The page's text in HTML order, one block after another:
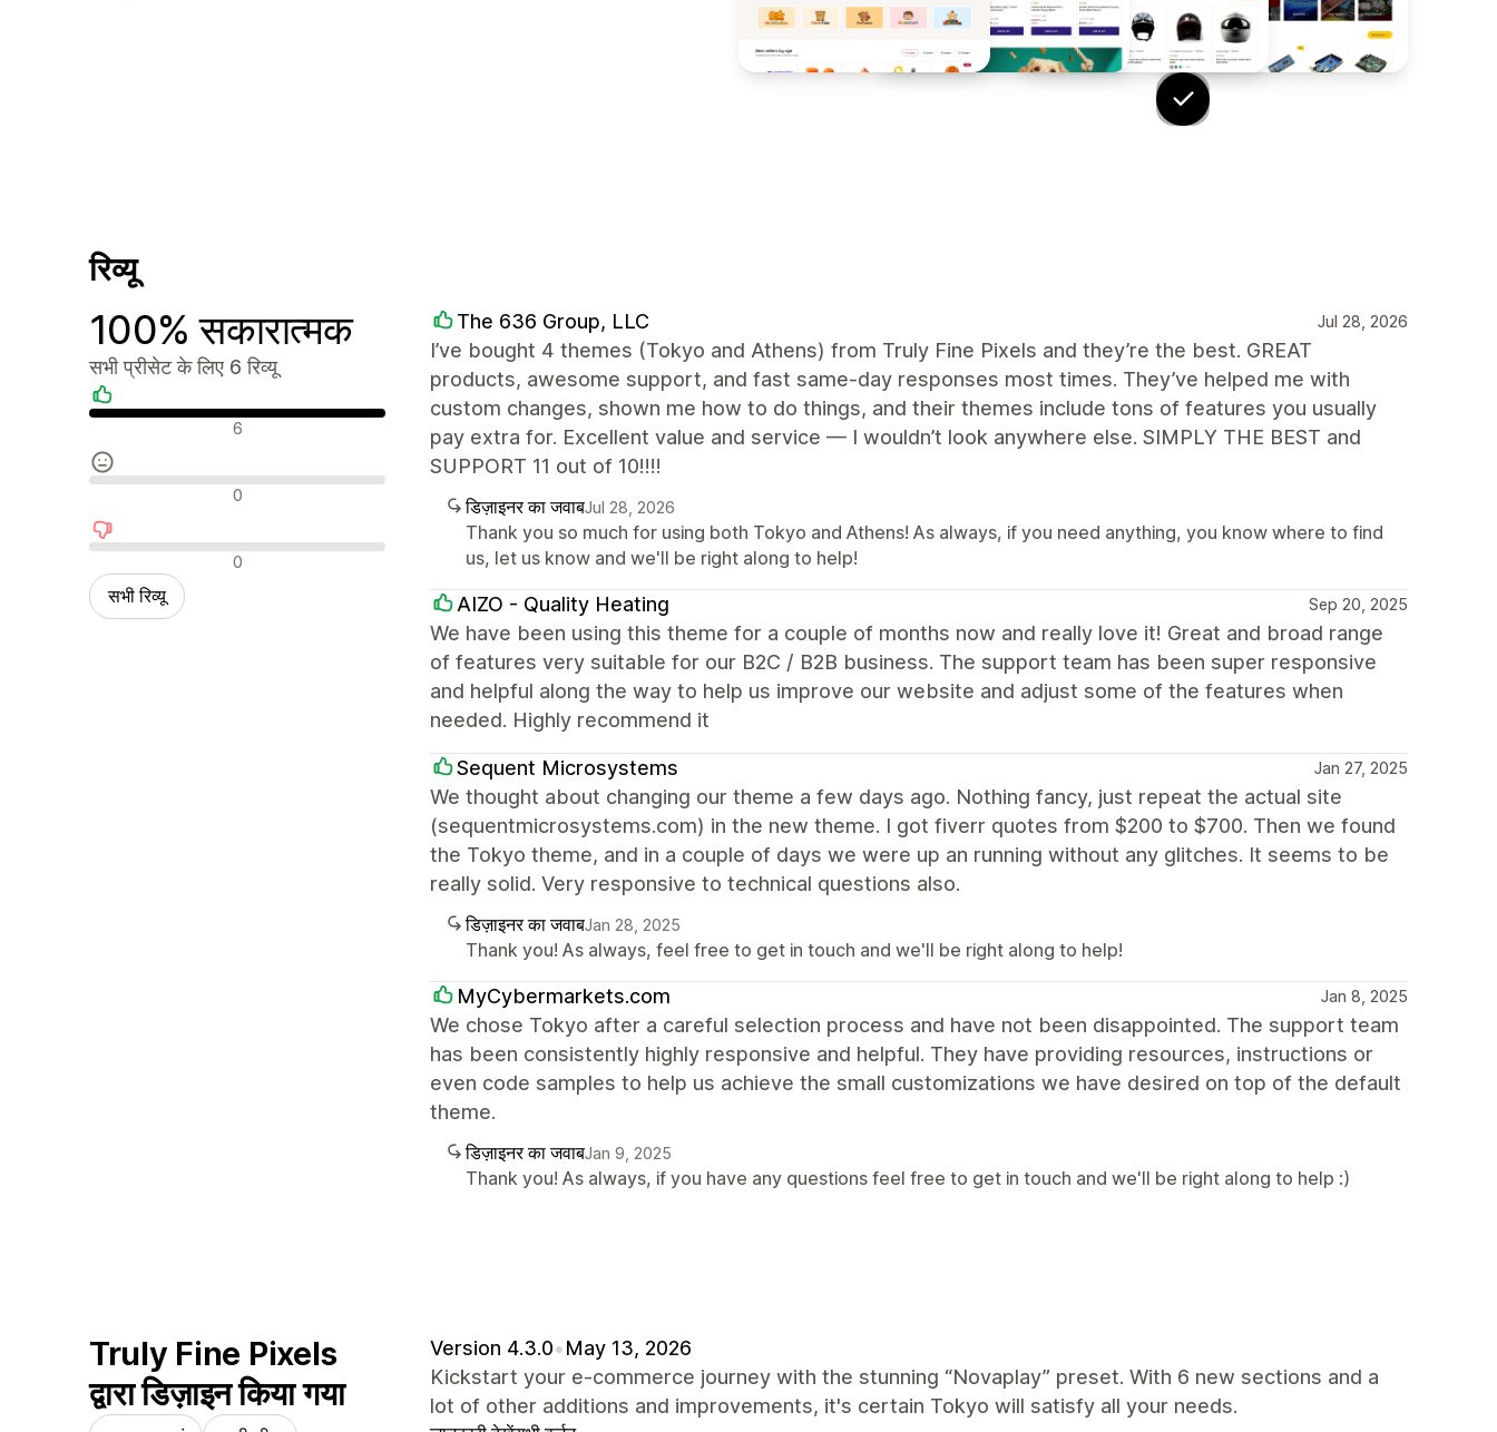
रिव्यू
100% सकारात्मक
सभी प्रीसेट के लिए 6 रिव्यू
सकारात्मक रिव्यू 6
न्यूट्रल रिव्यू 0
नकारात्मक रिव्यू 0
सभी रिव्यू
The 636 Group, LLC Jul 28, 2026
I’ve bought 4 themes (Tokyo and Athens) from Truly Fine Pixels and they’re the best. GREAT
products, awesome support, and fast same-day responses most times. They’ve helped me with
custom changes, shown me how to do things, and their themes include tons of features you usually
pay extra for. Excellent value and service — I wouldn’t look anywhere else. SIMPLY THE BEST and
SUPPORT 11 out of 10!!!!
डिज़ाइनर का जवाबJul 28, 2026
Thank you so much for using both Tokyo and Athens! As always, if you need anything, you know where to find
us, let us know and we'll be right along to help!
AIZO - Quality Heating Sep 20, 2025
We have been using this theme for a couple of months now and really love it! Great and broad range
of features very suitable for our B2C / B2B business. The support team has been super responsive
and helpful along the way to help us improve our website and adjust some of the features when
needed. Highly recommend it
Sequent Microsystems Jan 27, 2025
We thought about changing our theme a few days ago. Nothing fancy, just repeat the actual site
(sequentmicrosystems.com) in the new theme. I got fiverr quotes from $200 to $700. Then we found
the Tokyo theme, and in a couple of days we were up an running without any glitches. It seems to be
really solid. Very responsive to technical questions also.
डिज़ाइनर का जवाबJan 28, 2025
Thank you! As always, feel free to get in touch and we'll be right along to help!
MyCybermarkets.com Jan 8, 2025
We chose Tokyo after a careful selection process and have not been disappointed. The support team
has been consistently highly responsive and helpful. They have providing resources, instructions or
even code samples to help us achieve the small customizations we have desired on top of the default
theme.
डिज़ाइनर का जवाबJan 9, 2025
Thank you! As always, if you have any questions feel free to get in touch and we'll be right along to help :)
Truly Fine Pixels
द्वारा डिज़ाइन किया गया
Version 4.3.0•May 13, 2026
Kickstart your e-commerce journey with the stunning “Novaplay” preset. With 6 new sections and a
lot of other additions and improvements, it's certain Tokyo will satisfy all your needs.